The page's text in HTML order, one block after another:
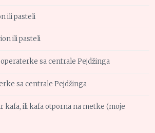
ili pasteli
ili pasteli
sa centrale Pejdžinga
sa centrale Pejdžinga
kafa, ili kafa otporna na metke (moje